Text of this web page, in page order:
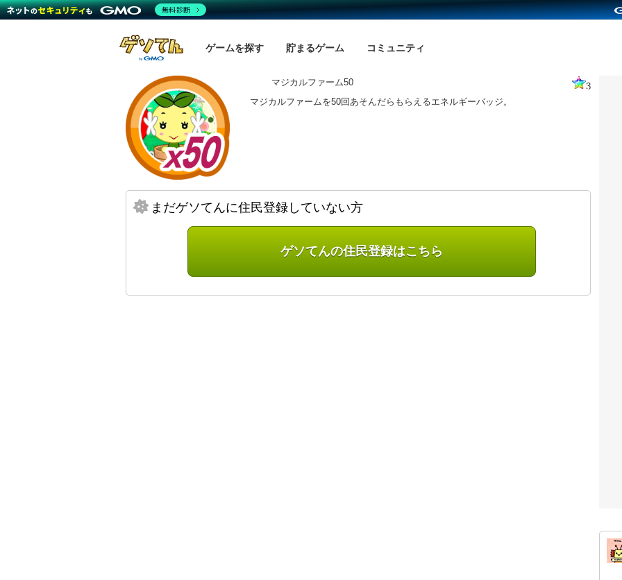
ゲームを探す 貯まるゲーム コミュニティ
マジカルファーム50
3
マジカルファームを50回あそんだらもらえるエネルギーバッジ。
まだゲソてんに住民登録していない方
ゲソてんの住民登録はこちら
無料診断